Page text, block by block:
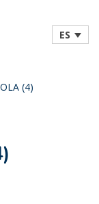
ES
(4)